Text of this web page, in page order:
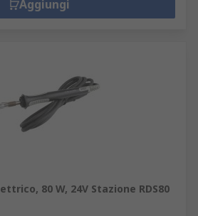
Aggiungi
80 W, 24V Stazione RDS80